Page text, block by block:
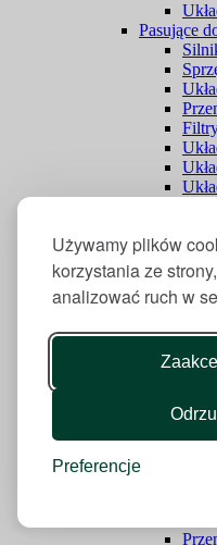
Używamy plików
korzystania ze
analizować ruch w
Preferencje
Pasujące
Pasujące
Filtry